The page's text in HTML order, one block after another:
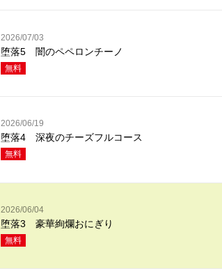
2026/07/03
堕落5 闇のペペロンチーノ
無料
2026/06/19
堕落4 深夜のチーズフルコース
無料
2026/06/04
堕落3 豪華絢爛おにぎり
無料